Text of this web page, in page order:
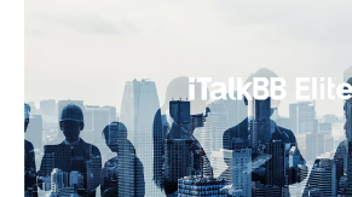
养老 非盈利组